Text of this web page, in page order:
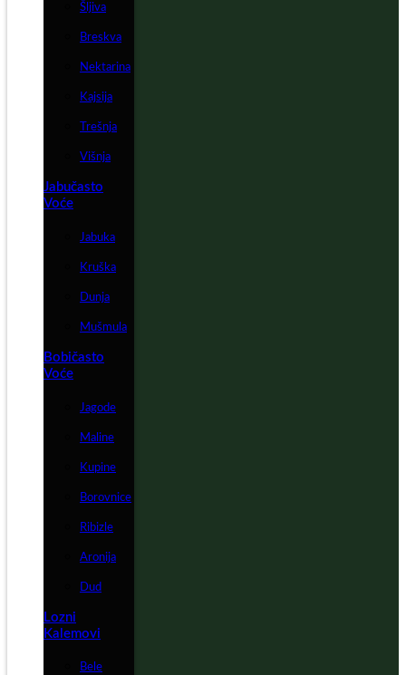
Šljiva
Breskva
Nektarina
Kajsija
Trešnja
Višnja
Jabučasto
Voće
Jabuka
Kruška
Dunja
Mušmula
Bobičasto
Voće
Jagode
Maline
Kupine
Borovnice
Ribizle
Aronija
Dud
Lozni
Kalemovi
Bele